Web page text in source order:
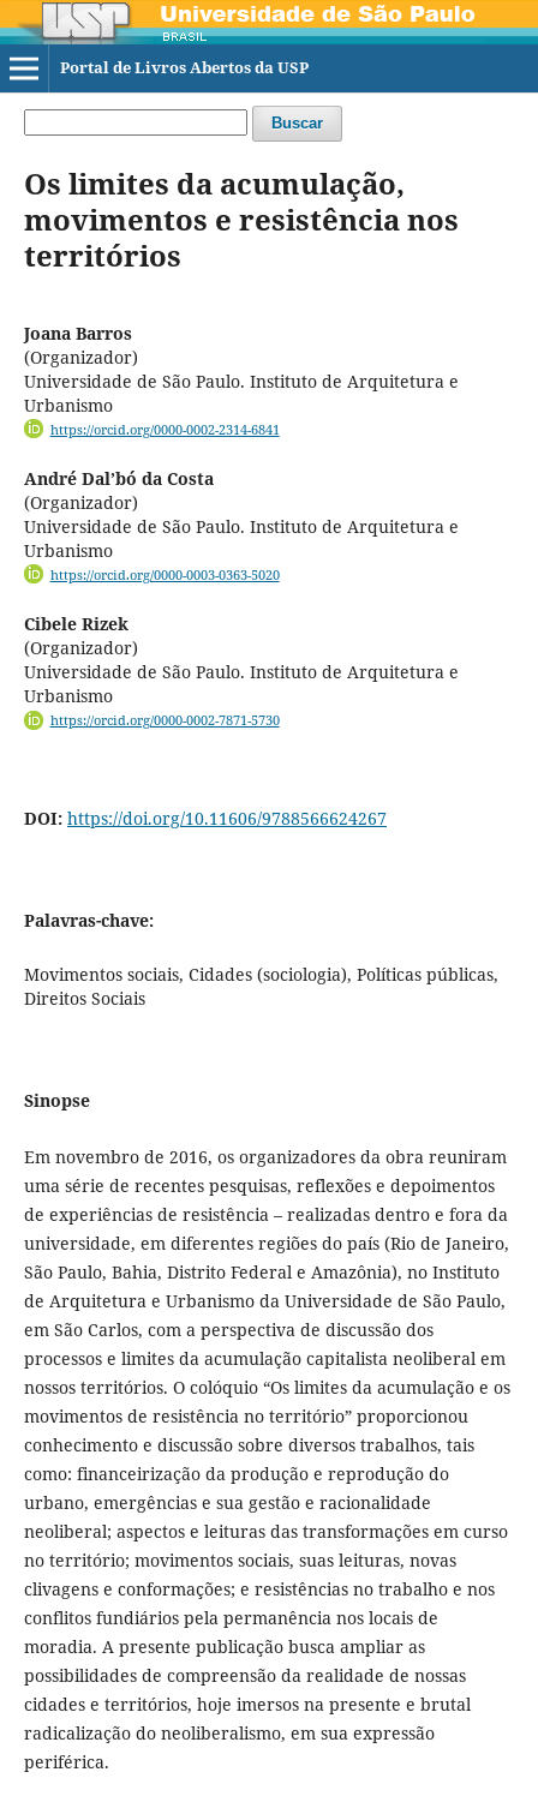
Portal de Livros Abertos da USP
Buscar
Os limites da acumulação,
movimentos e resistência nos
territórios
Joana Barros
(Organizador)
Universidade de São Paulo. Instituto de Arquitetura e
Urbanismo
https://orcid.org/0000-0002-2314-6841
André Dal’bó da Costa
(Organizador)
Universidade de São Paulo. Instituto de Arquitetura e
Urbanismo
https://orcid.org/0000-0003-0363-5020
Cibele Rizek
(Organizador)
Universidade de São Paulo. Instituto de Arquitetura e
Urbanismo
https://orcid.org/0000-0002-7871-5730
DOI: https://doi.org/10.11606/9788566624267
Palavras-chave:
Movimentos sociais, Cidades (sociologia), Políticas públicas,
Direitos Sociais
Sinopse
Em novembro de 2016, os organizadores da obra reuniram
uma série de recentes pesquisas, reflexões e depoimentos
de experiências de resistência – realizadas dentro e fora da
universidade, em diferentes regiões do país (Rio de Janeiro,
São Paulo, Bahia, Distrito Federal e Amazônia), no Instituto
de Arquitetura e Urbanismo da Universidade de São Paulo,
em São Carlos, com a perspectiva de discussão dos
processos e limites da acumulação capitalista neoliberal em
nossos territórios. O colóquio “Os limites da acumulação e os
movimentos de resistência no território” proporcionou
conhecimento e discussão sobre diversos trabalhos, tais
como: financeirização da produção e reprodução do
urbano, emergências e sua gestão e racionalidade
neoliberal; aspectos e leituras das transformações em curso
no território; movimentos sociais, suas leituras, novas
clivagens e conformações; e resistências no trabalho e nos
conflitos fundiários pela permanência nos locais de
moradia. A presente publicação busca ampliar as
possibilidades de compreensão da realidade de nossas
cidades e territórios, hoje imersos na presente e brutal
radicalização do neoliberalismo, em sua expressão
periférica.